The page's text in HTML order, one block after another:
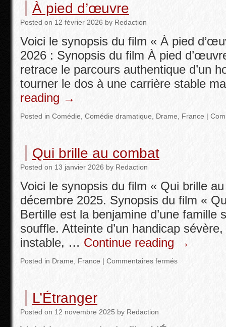
À pied d’œuvre
Posted on 12 février 2026 by Redaction
Voici le synopsis du film « À pied
2026 : Synopsis du film À pied
retrace le parcours authentique d’un
tourner le dos à une carrière stable
reading →
Posted in Comédie Comédie dramatique Drame France |
Qui brille au combat
Posted on 13 janvier 2026 by Redaction
Voici le synopsis du film « Qui brille
décembre 2025. Synopsis du film «
Bertille est la benjamine d’une famille
souffle. Atteinte d’un handicap
instable, … Continue reading →
Posted in Drame France | Commentaires fermés
L’Étranger
Posted on 12 novembre 2025 by Redaction